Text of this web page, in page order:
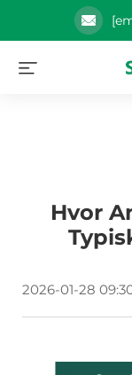
Hvor
2026-01-28